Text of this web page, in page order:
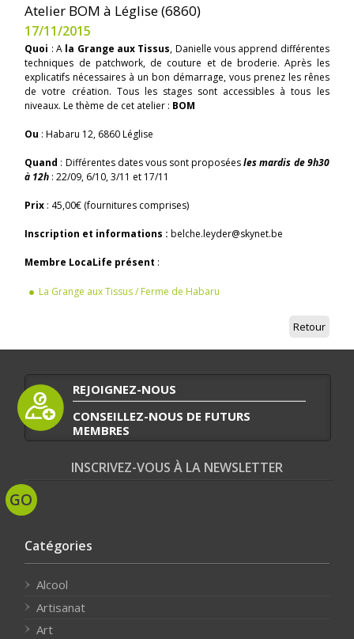
Atelier BOM à Léglise (6860)
17/11/2015
Quoi : A la Grange aux Tissus, Danielle vous apprend différentes
techniques de patchwork, de couture et de broderie. Après les
explicatifs nécessaires à un bon démarrage, vous prenez les rênes
de votre création. Tous les stages sont accessibles à tous les
niveaux. Le thème de cet atelier : BOM
Ou : Habaru 12, 6860 Léglise
Quand : Différentes dates vous sont proposéesles mardis de 9h30
à 12h : 22/09, 6/10, 3/11 et 17/11
Prix : 45,00€ (fournitures comprises)
Inscription et informations :belche.leyder@skynet.be
Membre LocaLife présent :
La Grange aux Tissus / Ferme de Habaru
Retour
REJOIGNEZ-NOUS
CONSEILLEZ-NOUS DE FUTURS
MEMBRES
INSCRIVEZ-VOUS À LA NEWSLETTER
Catégories
Alcool
Artisanat
Art